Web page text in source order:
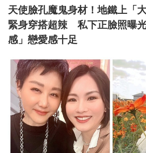
天使臉孔魔鬼身材！地鐵上「
緊身穿搭超辣 私下正臉照曝
感」戀愛感十足